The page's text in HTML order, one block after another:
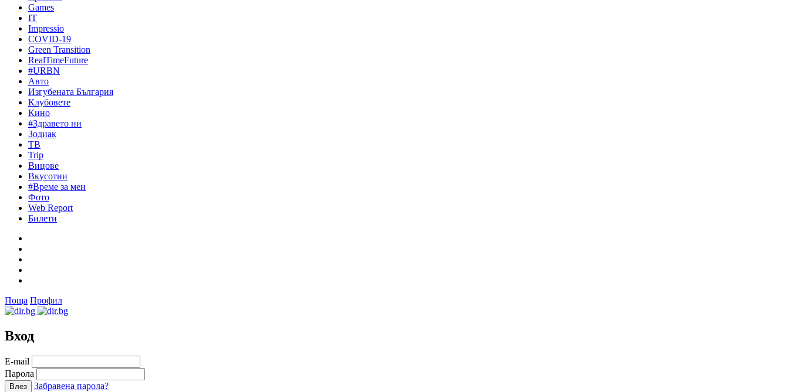
Games
IT
Impressio
COVID-19
Green Transition
RealTimeFuture
#URBN
Авто
Изгубената България
Клубовете
Кино
#Здравето ни
Зодиак
ТВ
Trip
Вицове
Вкусотии
#Време за мен
Фото
Web Report
Билети
Поща Профил
Вход
Е-mail
Парола
Забравена парола?